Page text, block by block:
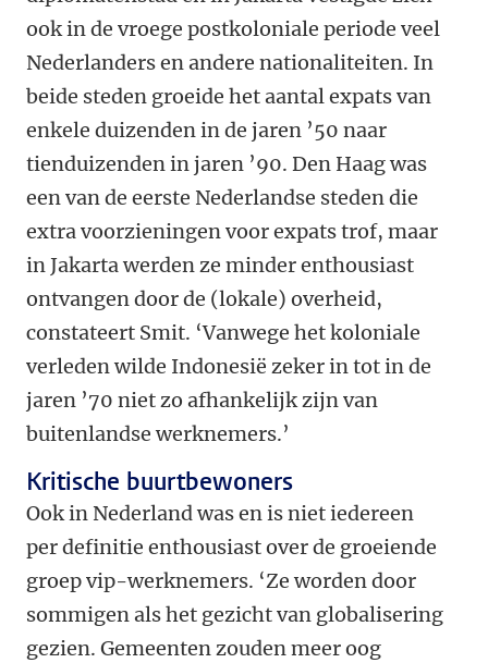
ook in de vroege postkoloniale periode veel
Nederlanders en andere nationaliteiten. In
beide steden groeide het aantal expats van
enkele duizenden in de jaren ’50 naar
tienduizenden in jaren ’90. Den Haag was
een van de eerste Nederlandse steden die
extra voorzieningen voor expats trof, maar
in Jakarta werden ze minder enthousiast
ontvangen door de (lokale) overheid,
constateert Smit. ‘Vanwege het koloniale
verleden wilde Indonesië zeker in tot in de
jaren ’70 niet zo afhankelijk zijn van
buitenlandse werknemers.’
Kritische buurtbewoners
Ook in Nederland was en is niet iedereen
per definitie enthousiast over de groeiende
groep vip-werknemers. ‘Ze worden door
sommigen als het gezicht van globalisering
gezien. Gemeenten zouden meer oog